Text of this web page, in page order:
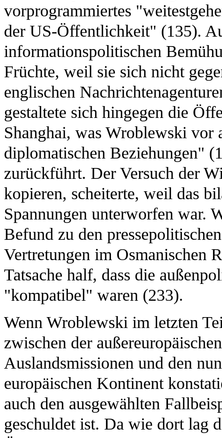
vorprogrammiertes
der US-Öffentlichkeit" (135).
informationspolitischen
Früchte, weil sie sich nicht
englischen
gestaltete sich hingegen die
Shanghai, was Wroblewski vor
diplomatischen Beziehungen"
zurückführt. Der Versuch der
kopieren, scheiterte, weil das
Spannungen unterworfen war.
Befund zu den
Vertretungen im Osmanischen
Tatsache half, dass die
"kompatibel" waren (233).
Wenn Wroblewski im letzten
zwischen der
Auslandsmissionen und den
europäischen Kontinent
auch den ausgewählten
geschuldet ist. Da wie dort lag